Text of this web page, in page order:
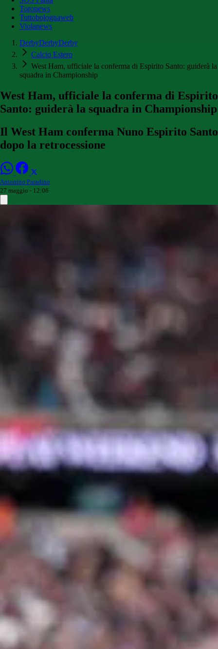
Toronews
Tuttobolognaweb
Violanews
DerbyDerbyDerby
Calcio Estero
West Ham, ufficiale la conferma di Espirito Santo: guiderà la
squadra in Championship
West Ham, ufficiale la conferma di Espirito
Santo: guiderà la squadra in Championship
Il West Ham conferma Nuno Espirito Santo
dopo la retrocessione
Antonino Paradino
27 maggio - 12:06